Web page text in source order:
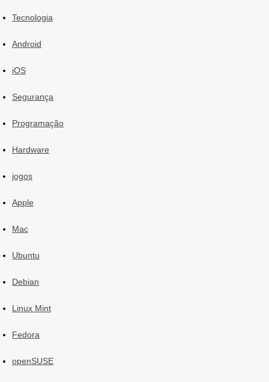
Tecnologia
Android
iOS
Segurança
Programação
Hardware
jogos
Apple
Mac
Ubuntu
Debian
Linux Mint
Fedora
openSUSE